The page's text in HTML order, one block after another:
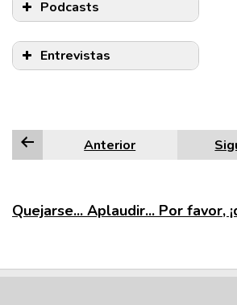
Si se accedió a la película
a través de un servicio
enlace al final de la cita.
Podcasts
Entrevistas
un artículo.
Anterior
Quejarse... Aplaudir... Por favor,